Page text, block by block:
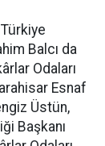
Balcı da
Odaları
Esnaf
Üstün,
Başkanı